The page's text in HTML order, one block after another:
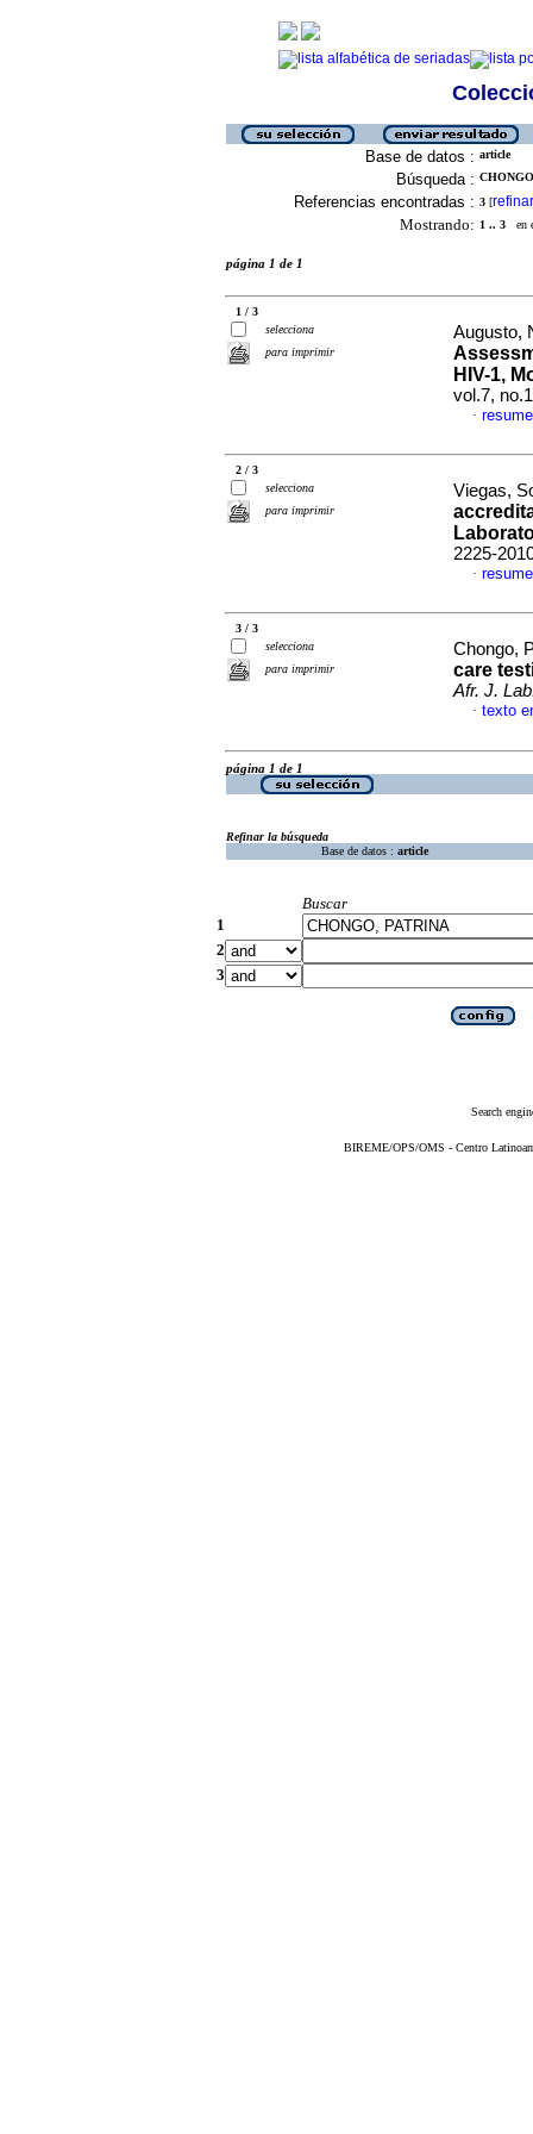
Base de datos : article
Búsqueda :
Referencias encontradas : 3 [refinar
Mostrando: 1 .. 3 en
página 1 de 1
1 / 3
selecciona
para imprimir
Augusto,
HIV-1,
vol.7,
·
2 / 3
selecciona
para imprimir
Viegas,
2225-
·
3 / 3
selecciona
para imprimir
Chongo,
care
Afr. J.
· texto
página 1 de 1
Refinar la búsqueda
Base de datos : article
Buscar
1
2
3
Search
BIREME/OPS/OMS - Centro